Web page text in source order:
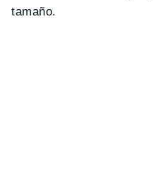
tamaño.